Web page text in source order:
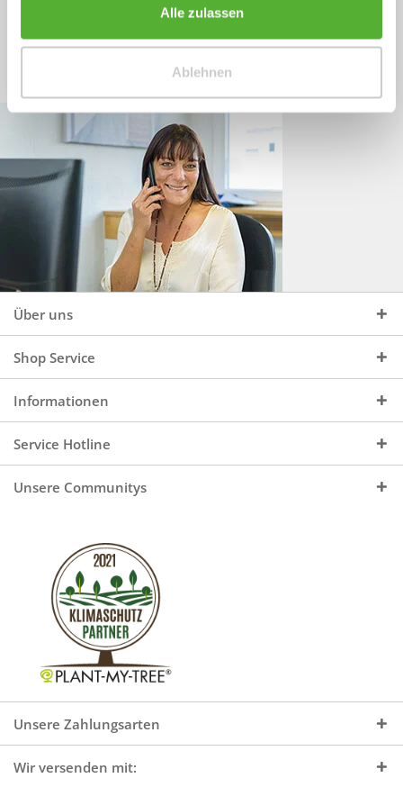
Alle zulassen
Ablehnen
+49 (0)4244 965 34 04
Mo - Do, 09:00 - 16:00 Uhr
und Fr, 09:00 - 13:00 Uhr
Über uns
Shop Service
Informationen
Service Hotline
Unsere Communitys
Unsere Zahlungsarten
Wir versenden mit: